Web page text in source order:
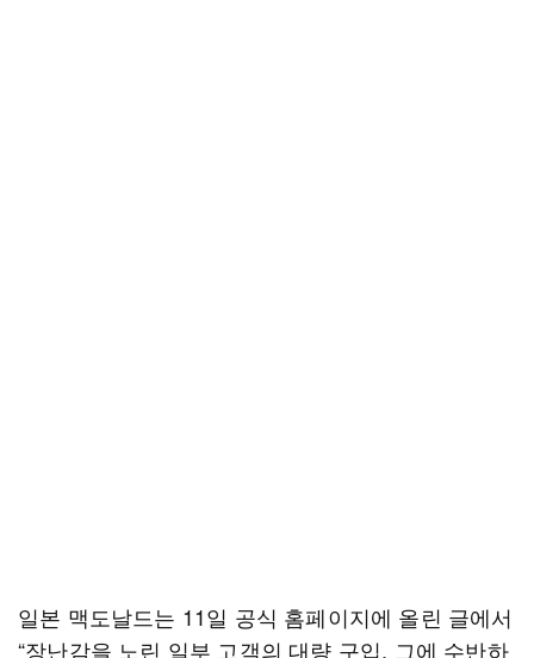
일본 맥도날드는 11일 공식 홈페이지에 올린 글에서
“장난감을 노린 일부 고객의 대량 구입, 그에 수반하